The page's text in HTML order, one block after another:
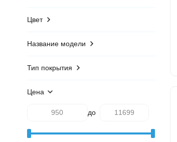
Цвет
Название модели
Тип покрытия
Цена
до